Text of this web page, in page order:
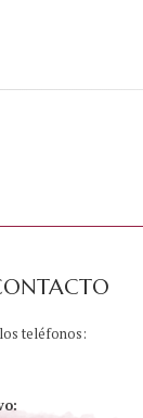
teléfonos: